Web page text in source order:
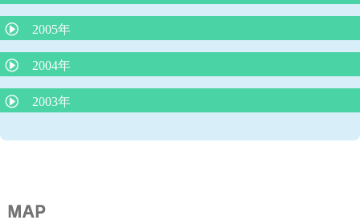
子どもの紫外線対策
りんご病と妊婦さん
カゼに副鼻腔炎はつきもの
起立性調節障害：ODについて
虫さされ
子どものおちんちんや肛門付近の病気
子どもは何処まで親に似るのか
喘息予防の最前線
子どものおっぱいの話
うんちの色の話
傷は消毒しないで！
胃炎、腸炎を除く子どもの腹痛
子どもの中耳炎に対する先進国での対応
冬場に流行る要注意な病気
臍まわりは身長の半分以下が命を守る
脚気にご用心
ADEMってなんだ？
薄着で子どもの体が強くなる？
2005年
臍ヘルニアは放っておけない
病気のときのお風呂
赤ちゃんの睡眠リズム
成長痛ってなんだ？
2004年
耳のそうじ
2003年